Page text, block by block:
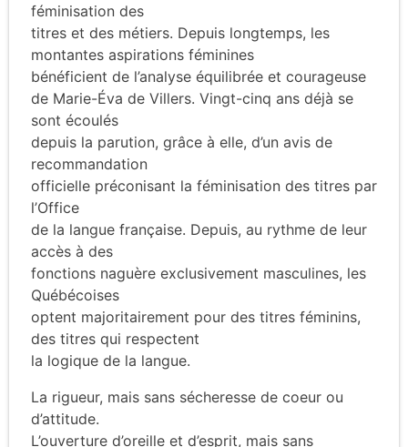
féminisation des
titres et des métiers. Depuis longtemps, les
montantes aspirations féminines
bénéficient de l’analyse équilibrée et courageuse
de Marie-Éva de Villers. Vingt-cinq ans déjà se
sont écoulés
depuis la parution, grâce à elle, d’un avis de
recommandation
officielle préconisant la féminisation des titres par
l’Office
de la langue française. Depuis, au rythme de leur
accès à des
fonctions naguère exclusivement masculines, les
Québécoises
optent majoritairement pour des titres féminins,
des titres qui respectent
la logique de la langue.
La rigueur, mais sans sécheresse de coeur ou
d’attitude.
L’ouverture d’oreille et d’esprit, mais sans